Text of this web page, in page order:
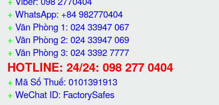
+ WhatsApp: +84 982770404
+ Văn Phòng 1: 024 33947 067
+ Văn Phòng 2: 024 33947 069
+ Văn Phòng 3: 024 3392 7777
HOTLINE: 24/24: 098 277 0404
+ Mã Số Thuế: 0101391913
+ WeChat ID: FactorySafes